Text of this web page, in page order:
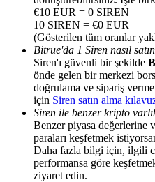
BTC Welcome Rewards
Deposit & Trade BTC to
€10 EUR = 0 SIREN
10 SIREN = €0 EUR
(Gösterilen tüm oranlar
Bitrue'da 1 Siren nasıl
Siren'ı güvenli bir şekilde
önde gelen bir merkezi
doğrulama ve sipariş
için Siren satın alma
Siren ile benzer kripto
Benzer piyasa değerlerine
paraları keşfetmek
Daha fazla bilgi için, ilgili
performansa göre
ziyaret edin.